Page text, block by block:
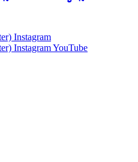
Instagram
InstagramYouTube